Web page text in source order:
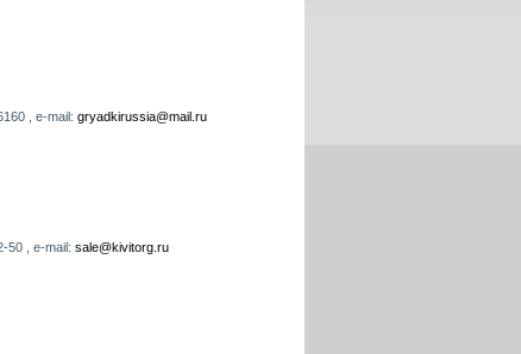
, e-mail: gryadkirussia@mail.ru
50 , e-mail: sale@kivitorg.ru